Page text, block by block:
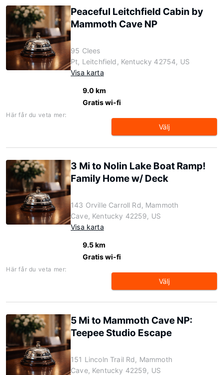
Peaceful Leitchfield Cabin by
Mammoth Cave NP
95 Clees
Pt, Leitchfield, Kentucky 42754, US
Visa karta
9.0 km
Gratis wi-fi
Här får du veta mer:
Välj
3 Mi to Nolin Lake Boat Ramp!
Family Home w/ Deck
143 Orville Carroll Rd, Mammoth
Cave, Kentucky 42259, US
Visa karta
9.5 km
Gratis wi-fi
Här får du veta mer:
Välj
5 Mi to Mammoth Cave NP:
Teepee Studio Escape
151 Lincoln Trail Rd, Mammoth
Cave, Kentucky 42259, US